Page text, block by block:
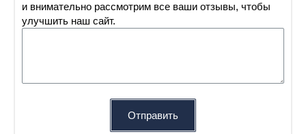
и внимательно рассмотрим все ваши отзывы, чтобы
улучшить наш сайт.
Отправить